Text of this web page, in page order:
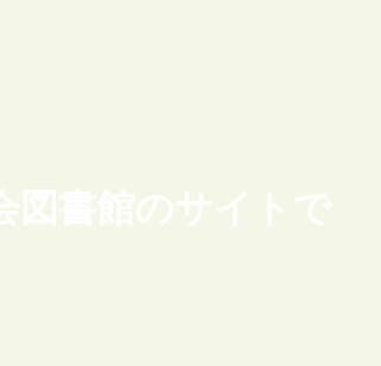
図書館のサイトで